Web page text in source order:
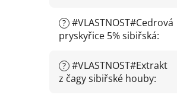
? #VLASTNOST#Cedrová
pryskyřice 5% sibiřská:
? #VLASTNOST#Extrakt
z čagy sibiřské houby: